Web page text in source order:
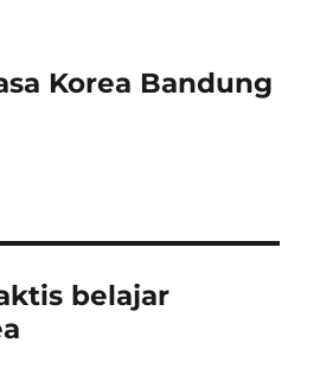
Korea Bandung
belajar